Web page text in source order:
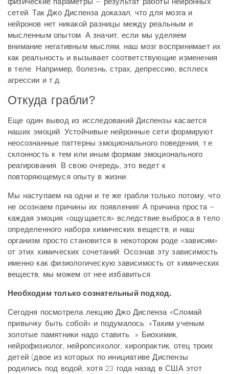
сетей. Так Джо Диспенза доказал, что для мозга и
нейронов нет никакой разницы между реальным и
мысленным опытом. А значит, если мы уделяем
внимание негативным мыслям, наш мозг воспринимает их
как реальность и вызывает соответствующие изменения
в теле. Например, болезнь, страх, депрессию, всплеск
агрессии и т.д.
Откуда грабли?
Еще один вывод из исследований Диспензы касается
наших эмоций. Устойчивые нейронные сети формируют
неосознанные паттерны эмоционального поведения, т.е.
склонность к тем или иным формам эмоционального
реагирования. В свою очередь, это ведет к
повторяющемуся опыту в жизни.
Мы наступаем на одни и те же грабли только потому, что
не осознаем причины их появления! А причина проста –
каждая эмоция «ощущается» вследствие выброса в тело
определенного набора химических веществ, и наш
организм просто становится в некотором роде «зависим»
от этих химических сочетаний. Осознав эту зависимость
именно как физиологическую зависимость от химических
веществ, мы можем от нее избавиться.
Необходим только сознательный подход.
Сегодня посмотрела лекцию Джо Диспенза «Сломай
привычку быть собой» и подумалось: «Таким ученым
золотые памятники надо ставить…» Биохимик,
нейрофизиолог, нейропсихолог, хиропрактик, отец троих
детей (двое из которых по инициативе Диспензы
родились под водой, хотя 23 года назад в США этот